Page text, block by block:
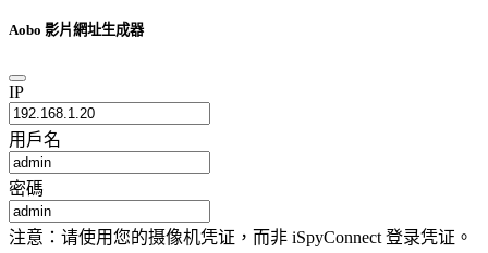
Aobo 影片網址生成器
IP
用戶名
密碼
注意：请使用您的摄像机凭证，而非 iSpyConnect 登录凭证。